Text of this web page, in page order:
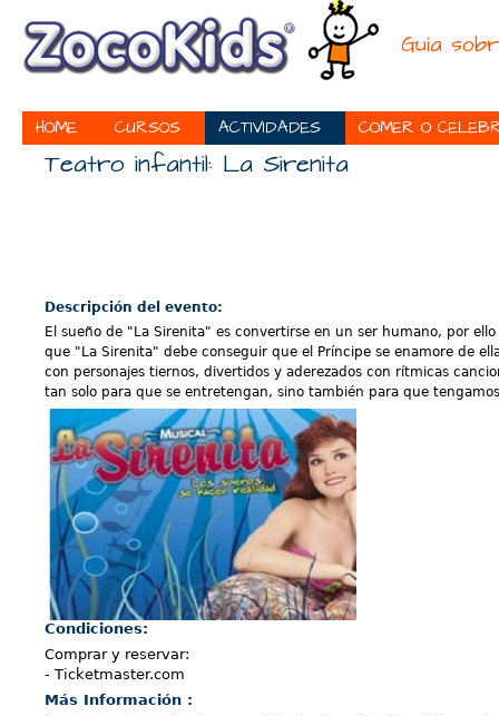
Guía
Teatro infantil: La Sirenita
Descripción del evento:
El sueño de "La Sirenita" es convertirse en un ser humano, por
que "La Sirenita" debe conseguir que el Príncipe se enamore de
con personajes tiernos, divertidos y aderezados con rítmicas
tan solo para que se entretengan, sino también para que
Condiciones:
Comprar y reservar:
- Ticketmaster.com
Más Información :
HOME CURSOS ACTIVIDADES COMER O